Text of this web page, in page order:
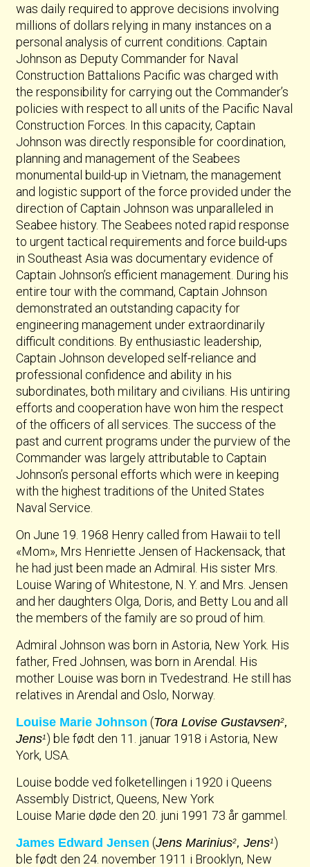
was daily required to approve decisions involving
millions of dollars relying in many instances on a
personal analysis of current conditions. Captain
Johnson as Deputy Commander for Naval
Construction Battalions Pacific was charged with
the responsibility for carrying out the Commander’s
policies with respect to all units of the Pacific Naval
Construction Forces. In this capacity, Captain
Johnson was directly responsible for coordination,
planning and management of the Seabees
monumental build-up in Vietnam, the management
and logistic support of the force provided under the
direction of Captain Johnson was unparalleled in
Seabee history. The Seabees noted rapid response
to urgent tactical requirements and force build-ups
in Southeast Asia was documentary evidence of
Captain Johnson’s efficient management. During his
entire tour with the command, Captain Johnson
demonstrated an outstanding capacity for
engineering management under extraordinarily
difficult conditions. By enthusiastic leadership,
Captain Johnson developed self-reliance and
professional confidence and ability in his
subordinates, both military and civilians. His untiring
efforts and cooperation have won him the respect
of the officers of all services. The success of the
past and current programs under the purview of the
Commander was largely attributable to Captain
Johnson’s personal efforts which were in keeping
with the highest traditions of the United States
Naval Service.
On June 19. 1968 Henry called from Hawaii to tell
«Mom», Mrs Henriette Jensen of Hackensack, that
he had just been made an Admiral. His sister Mrs.
Louise Waring of Whitestone, N. Y. and Mrs. Jensen
and her daughters Olga, Doris, and Betty Lou and all
the members of the family are so proud of him.
Admiral Johnson was born in Astoria, New York. His
father, Fred Johnsen, was born in Arendal. His
mother Louise was born in Tvedestrand. He still has
relatives in Arendal and Oslo, Norway.
Louise Marie Johnson (Tora Lovise Gustavsen2,
Jens1) ble født den 11. januar 1918 i Astoria, New
York, USA.
Louise bodde ved folketellingen i 1920 i Queens
Assembly District, Queens, New York
Louise Marie døde den 20. juni 1991 73 år gammel.
James Edward Jensen (Jens Marinius2, Jens1)
ble født den 24. november 1911 i Brooklyn, New